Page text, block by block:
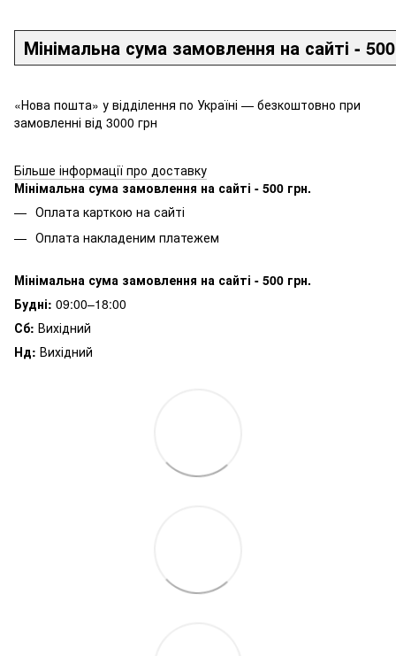
Мінімальна сума замовлення на сайті -
«Нова пошта» у відділення по Україні — безкоштовно при
замовленні від 3000 грн
Більше інформації про доставку
Мінімальна сума замовлення на сайті - 500 грн.
Оплата карткою на сайті
Оплата накладеним платежем
Мінімальна сума замовлення на сайті - 500 грн.
Будні: 09:00–18:00
Сб: Вихідний
Нд: Вихідний